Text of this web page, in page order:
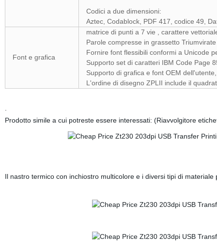
Codici a due dimensioni:
Aztec, Codablock, PDF 417, codice 49,
Font e grafica
matrice di punti a 7 vie , carattere
Parole compresse in grassetto
Fornire font flessibili conformi a Unicode
Supporto set di caratteri IBM Code Page
Supporto di grafica e font OEM
L'ordine di disegno ZPLII include il
Prodotto simile a cui potreste essere interessati: (Riavvolgitore
Il nastro termico con inchiostro multicolore e i diversi tipi di